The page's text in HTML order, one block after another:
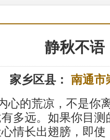
静秋不语
家乡区县： 南通市
心的荒凉，不是你
多远。如果你目
情长出翅膀，即